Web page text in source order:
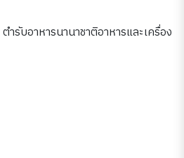
ตำรับอาหารนานาชาติอาหารและเครื่อง